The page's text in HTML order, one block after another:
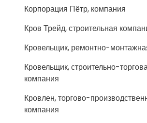
Корпорация Пётр, компания
Кров Трейд, строительная
Кровельщик, ремонтно-
Кровельщик, строительно-
компания
Кровлен, торгово-
компания